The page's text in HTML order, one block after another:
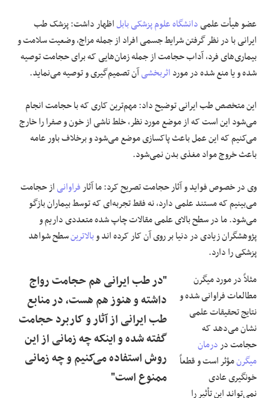
عضو هیأت علمیدانشگاه علوم پزشکی بابلاظهار داشت: پزشک طب
ایرانی با در نظر گرفتن شرایط جسمی افراد از جمله مزاج، وضعیت سلامت و
بیماری‌های فرد، آداب حجامت از جمله زمان‌هایی که برای حجامت توصیه
شده و یا منع شده در مورداثربخشیآن تصمیم‌گیری و توصیه می‌نماید.
این متخصص طب ایرانی توضیح داد: مهم‌ترین کاری که با حجامت انجام
می‎‌شود این است که از موضع مورد نظر، خلط ناشی از خون و صفرا را خارج
می‌کنیم که این عمل باعث پاکسازی موضع می‌شود و برخلاف باور عامه
باعث خروج مواد مغذی بدن نمی‌شود.
وی در خصوص فواید و آثار حجامت تصریح کرد: ما آثارفراوانیاز حجامت
می‌بینیم که مستند علمی دارد، نه فقط تجربه‌ای که توسط بیماران بازگو
می‌شود. ما در سطح بالای علمی مقالات چاپ شده متعددی داریم و
پژوهشگران زیادی در دنیا بر روی آن کار کرده اند وبالاترینسطح شواهد
پزشکی را دارد.
"در طب ایرانی هم حجامت رواج
داشته و هنوز هم هست، در منابع
طب ایرانی از آثار و کاربرد حجامت
گفته شده و اینکه چه زمانی از این
روش استفاده می‌کنیم و چه زمانی
ممنوع است"
مثلاً در مورد میگرن
مطالعات فراوانی شده و
نتایج تحقیقات علمی
نشان می‌دهد که
حجامت دردرمان
میگرنمؤثر است و قطعاً
خونگیری عادی
نمی‌تواند این تأثیر را